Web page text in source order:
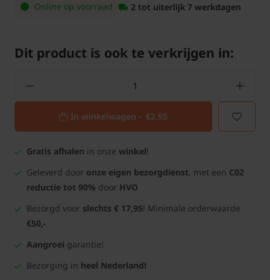
Online op voorraad
2 tot uiterlijk 7 werkdagen
Dit product is ook te verkrijgen in:
In winkelwagen - €2,95
Gratis afhalen in onze winkel!
Geleverd door onze eigen bezorgdienst, met een C02
reductie tot 90% door HVO
Bezorgd voor slechts € 17,95! Minimale orderwaarde
€50,-
Aangroei garantie!
Bezorging in heel Nederland!